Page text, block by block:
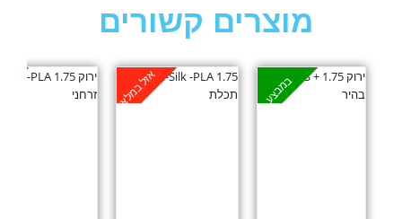
מוצרים קשורים
במבצע אזל במלאי